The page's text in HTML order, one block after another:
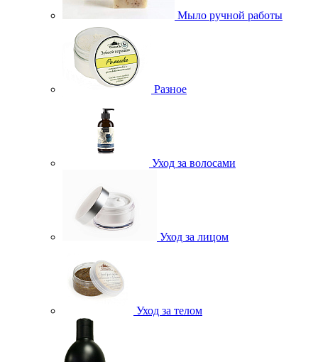
Мыло ручной работы
Разное
Уход за волосами
Уход за лицом
Уход за телом